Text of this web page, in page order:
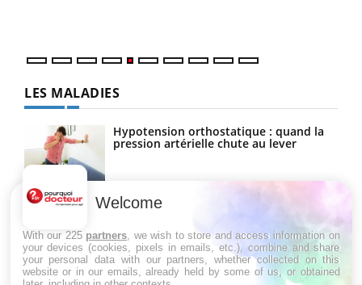
LES MALADIES
Hypotension orthostatique : quand la
pression artérielle chute au lever
Drépanocytose : une déformation des
globules rouges aux conséquences
Maladie de Charcot (Sclérose latérale
Welcome
With our 225 partners , we wish to store and access information on
your devices (cookies, pixels in emails, etc.), combine and share
your personal data with our partners, whether collected on this
website or in our emails, already held by some of us, or obtained